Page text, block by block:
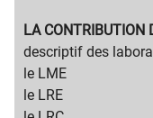
Migration
content
title
LA CONTRIBUTION
Migration
content
text
descriptif des
le LME
le LRE